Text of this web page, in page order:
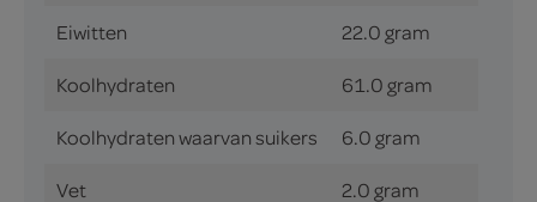
Eiwitten 22.0 gram
Koolhydraten 61.0 gram
Koolhydraten waarvan suikers 6.0 gram
Vet 2.0 gram